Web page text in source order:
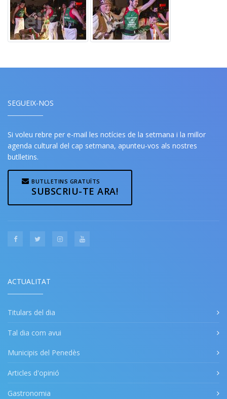
SEGUEIX-NOS
Si voleu rebre per e-mail les notícies de la setmana i la millor
agenda cultural del cap setmana, apunteu-vos als nostres
butlletins.
BUTLLETINS GRATUÏTS
SUBSCRIU-TE ARA!
ACTUALITAT
Titulars del dia
Tal dia com avui
Municipis del Penedès
Articles d'opinió
Gastronomia